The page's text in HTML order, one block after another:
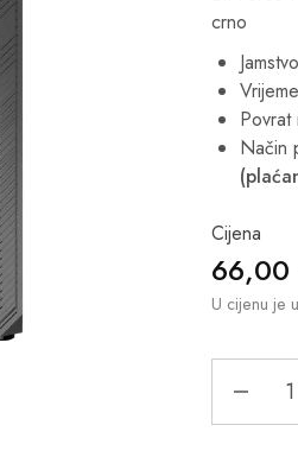
crno
Način
Cijena
66,00
U cijenu je